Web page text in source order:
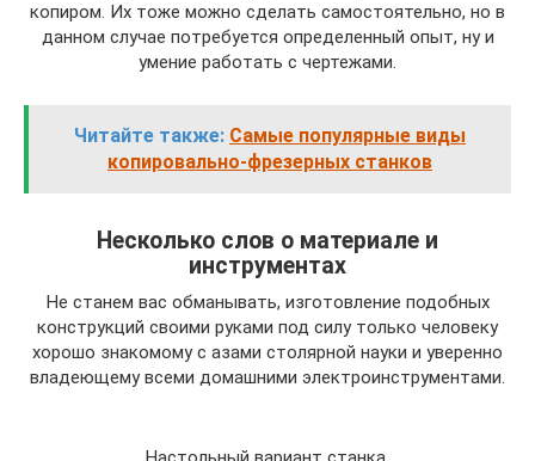
копиром. Их тоже можно сделать самостоятельно, но в
данном случае потребуется определенный опыт, ну и
умение работать с чертежами.
Читайте также: Самые популярные виды
копировально-фрезерных станков
Несколько слов о материале и
инструментах
Не станем вас обманывать, изготовление подобных
конструкций своими руками под силу только человеку
хорошо знакомому с азами столярной науки и уверенно
владеющему всеми домашними электроинструментами.